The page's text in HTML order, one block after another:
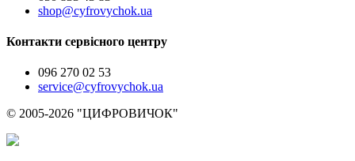
shop@cyfrovychok.ua
Контакти сервісного центру
096 270 02 53
service@cyfrovychok.ua
© 2005-2026 "ЦИФРОВИЧОК"